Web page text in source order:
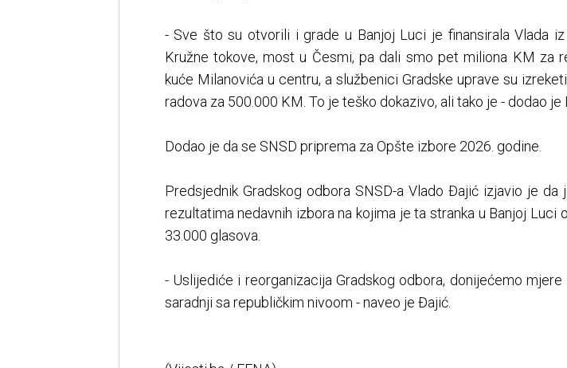
- Sve što su otvorili i grade u Banjoj Luci je finansirala Vlada iz
Kružne tokove, most u Česmi, pa dali smo pet miliona KM za
kuće Milanovića u centru, a službenici Gradske uprave su
radova za 500.000 KM. To je teško dokazivo, ali tako je - dodao je
Dodao je da se SNSD priprema za Opšte izbore 2026. godine.
Predsjednik Gradskog odbora SNSD-a Vlado Đajić izjavio je da
rezultatima nedavnih izbora na kojima je ta stranka u Banjoj Luci
33.000 glasova.
- Uslijediće i reorganizacija Gradskog odbora, donijećemo mjere
saradnji sa republičkim nivoom - naveo je Đajić.